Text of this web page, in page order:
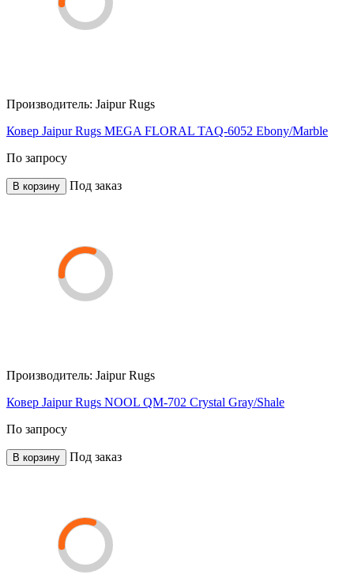
Производитель: Jaipur Rugs
Ковер Jaipur Rugs MEGA FLORAL TAQ-6052 Ebony/Marble
По запросу
В корзину Под заказ
Производитель: Jaipur Rugs
Ковер Jaipur Rugs NOOL QM-702 Crystal Gray/Shale
По запросу
В корзину Под заказ